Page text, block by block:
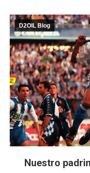
D2OIL Blog
Nuestro